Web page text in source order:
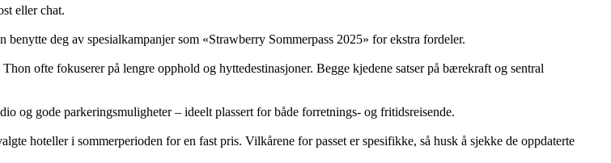
eller chat.
deg av spesialkampanjer som «Strawberry Sommerpass 2025» for ekstra fordeler.
ofte fokuserer på lengre opphold og hyttedestinasjoner. Begge kjedene satser på bærekraft og sentral
og gode parkeringsmuligheter – ideelt plassert for både forretnings- og fritidsreisende.
hoteller i sommerperioden for en fast pris. Vilkårene for passet er spesifikke, så husk å sjekke de oppdaterte